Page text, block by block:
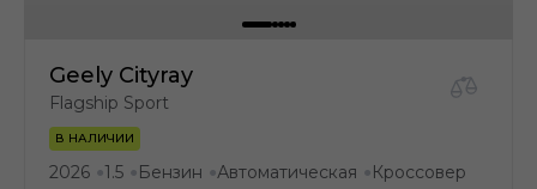
Geely Cityray
Flagship Sport
В НАЛИЧИИ
2026 ●1.5 ● Бензин ●Автоматическая ● Кроссовер